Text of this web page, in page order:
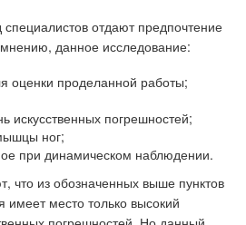
специалистов отдают предпочтение
данное исследование:
оценки проделанной работы;
искусственных погрешностей;
ног;
при динамическом наблюдении.
что из обозначенных выше пунктов
имеет место только высокий